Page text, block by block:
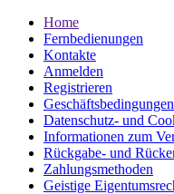
Home
Fernbedienungen
Kontakte
Anmelden
Registrieren
Geschäftsbedingungen
Datenschutz- und
Informationen zum
Rückgabe- und
Zahlungsmethoden
Geistige